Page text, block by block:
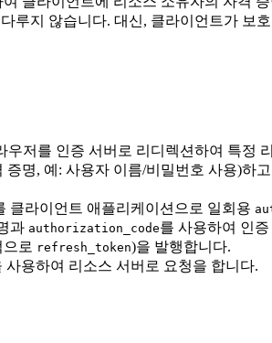
루지 않습니다. 대신, 클라이언트가 보
저를 인증 서버로 리디렉션하여 특정
명, 예: 사용자 이름/비밀번호 사용)하
클라이언트 애플리케이션으로 일회용
과 authorization_code를 사용하여 인
로 refresh_token)을 발행합니다.
사용하여 리소스 서버로 요청을 합니다.